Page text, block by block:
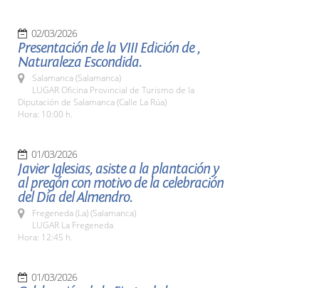
02/03/2026
Presentación de la VIII Edición de ,
Naturaleza Escondida.
Salamanca (Salamanca)
LUGAR Oficina Provincial de Turismo de la
Diputación de Salamanca (Calle La Rúa)
Hora: 10:00 h.
01/03/2026
Javier Iglesias, asiste a la plantación y
al pregón con motivo de la celebración
del Día del Almendro.
Fregeneda (La) (Salamanca)
LUGAR La Fregeneda
Hora: 12:45 h.
01/03/2026